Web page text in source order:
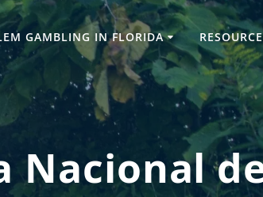
GAMBLING IN FLORIDA
Nacional